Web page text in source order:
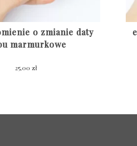
o zmianie daty
marmurkowe
25,00zł